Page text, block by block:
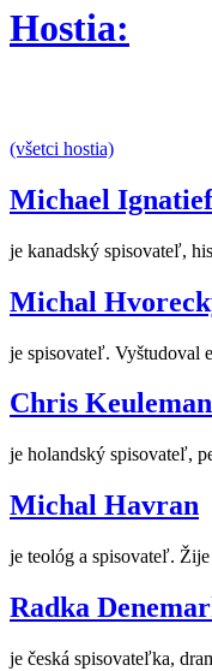
Hostia:
(všetci hostia)
Michael
je kanadský spisovateľ,
Michal
je spisovateľ. Vyštudoval
Chris
je holandský spisovateľ,
Michal Havran
je teológ a spisovateľ.
Radka
je česká spisovateľka,